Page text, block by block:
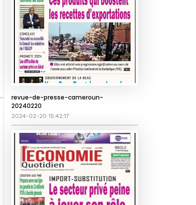
revue-de-presse-cameroun-
20240220
2024-02-20 15:42:17